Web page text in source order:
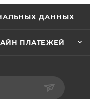
ДАННЫХ
ПЛАТЕЖЕЙ